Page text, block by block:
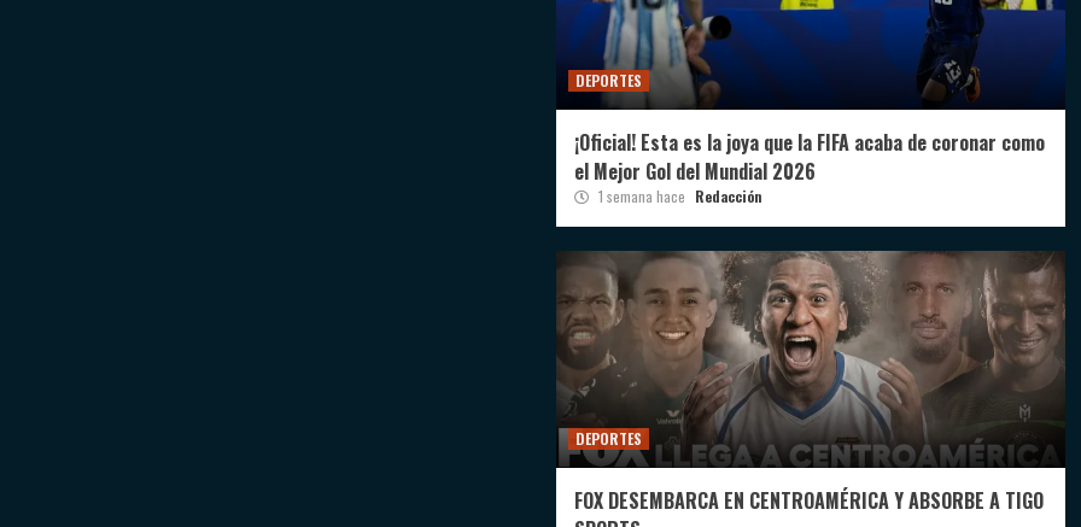
DEPORTES
¡Oficial! Esta es la joya que la FIFA acaba de coronar como
el Mejor Gol del Mundial 2026
1 semana hace Redacción
DEPORTES
FOX DESEMBARCA EN CENTROAMÉRICA Y ABSORBE A TIGO